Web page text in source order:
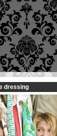
dressing